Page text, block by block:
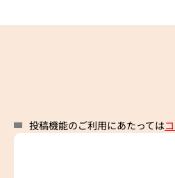
投稿機能のご利用にあたっては